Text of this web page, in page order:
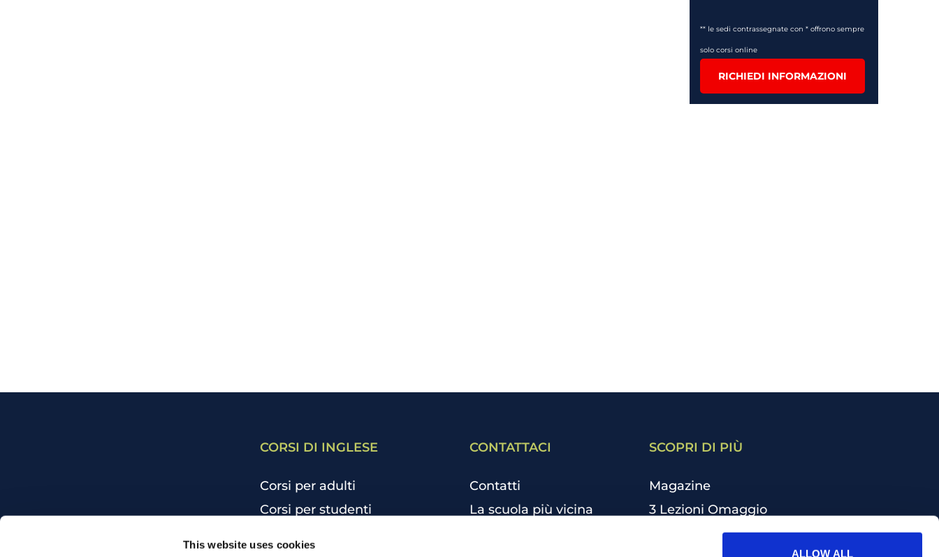
This website uses cookies
ALLOW ALL
** le sedi contrassegnate con * offrono sempre
solo corsi online
RICHIEDI INFORMAZIONI
CORSI DI INGLESE
Corsi per adulti
Corsi per studenti
CONTATTACI
Contatti
La scuola più vicina
SCOPRI DI PIÙ
Magazine
3 Lezioni Omaggio